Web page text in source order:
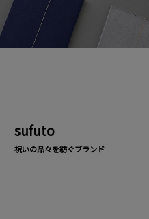
sufuto
祝いの品々を紡ぐブランド